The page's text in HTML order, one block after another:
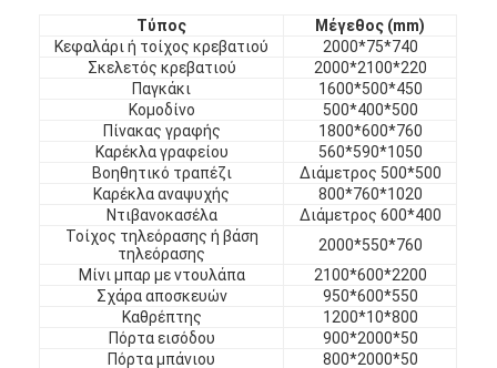
Έπιπλα εμπορικών συλλόγων
Έπιπλα τραπεζαρίας
Έπιπλα γραφείου
Έπιπλα Σταθερής Τοποθέτησης
Επικαλυμμένα έπιπλα
Τύπος
Μέγεθος (mm)
Κεφαλάρι ή τοίχος κρεβατιού
2000*75*740
Σκελετός κρεβατιού
2000*2100*220
Παγκάκι
1600*500*450
Κομοδίνο
500*400*500
Πίνακας γραφής
1800*600*760
Καρέκλα γραφείου
560*590*1050
Βοηθητικό τραπέζι
Διάμετρος 500*500
Καρέκλα αναψυχής
800*760*1020
Ντιβανοκασέλα
Διάμετρος 600*400
Τοίχος τηλεόρασης ή βάση
τηλεόρασης
2000*550*760
Μίνι μπαρ με ντουλάπα
2100*600*2200
Σχάρα αποσκευών
950*600*550
Καθρέπτης
1200*10*800
Πόρτα εισόδου
900*2000*50
Πόρτα μπάνιου
800*2000*50